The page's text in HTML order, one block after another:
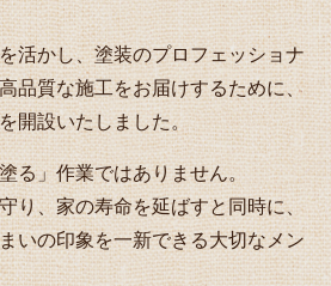
活かし、塗装のプロフェッショナ
品質な施工をお届けするために、
開設いたしました。
る」作業ではありません。
り、家の寿命を延ばすと同時に、
いの印象を一新できる大切なメン